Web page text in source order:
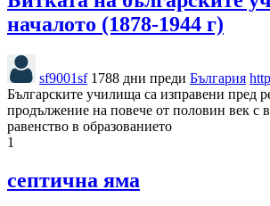
началото (1878-1944 г)
sf9001sf 1788 дни преди България
Българските училища са изправени пред
продължение на повече от половин век с
равенство в образованието
1
септична яма